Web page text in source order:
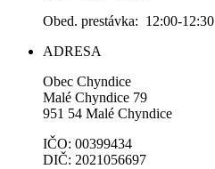
Obed. prestávka: 12:00-12:30
ADRESA
Obec Chyndice
Malé Chyndice 79
951 54 Malé Chyndice
IČO: 00399434
DIČ: 2021056697